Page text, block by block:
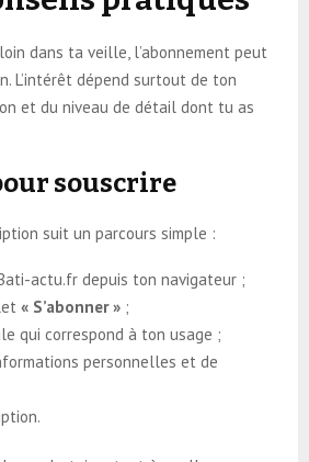
dans ta veille, l’abonnement peut
L’intérêt dépend surtout de ton
et du niveau de détail dont tu as
souscrire
suit un parcours simple :
actu.fr depuis ton navigateur ;
« S’abonner » ;
qui correspond à ton usage ;
personnelles et de